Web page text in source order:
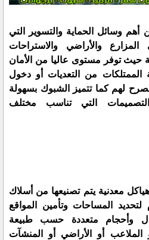
وسائل الحماية والتسوير التي
والأراضي والاستراحات
حيث توفر مستوى عاليا من الأمان
الممتلكات من التعديات أو دخول
لهم كما تتميز الشبوك بسهولة
التي تناسب مختلف
معدنية يتم تصنيعها من أسلاك
المساحات وتأمين المواقع
وأحجام متعددة حسب طبيعة
الملاعب أو الأراضي أو المنشآت